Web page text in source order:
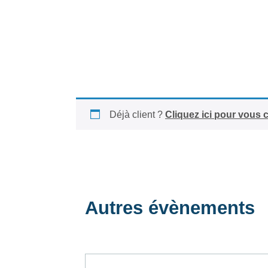
Déjà client ? Cliquez ici pour vous
Autres évènements